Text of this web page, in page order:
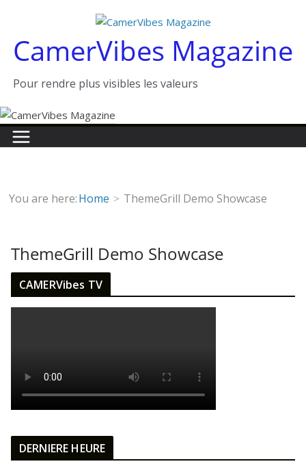
contenuCamerVibes Magazine
Pour rendre plus visibles les valeurs
You are here:Home ThemeGrill Demo Showcase
ThemeGrill Demo Showcase
CAMERVibes TV
DERNIERE HEURE